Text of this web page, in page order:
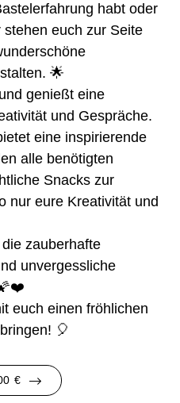
habt oder
euch zur Seite
🌟
genießt eine
und Gespräche.
eine inspirierende
alle benötigten
Snacks zur
nur eure Kreativität und
zauberhafte
unvergessliche
euch einen fröhlichen
🎈
€